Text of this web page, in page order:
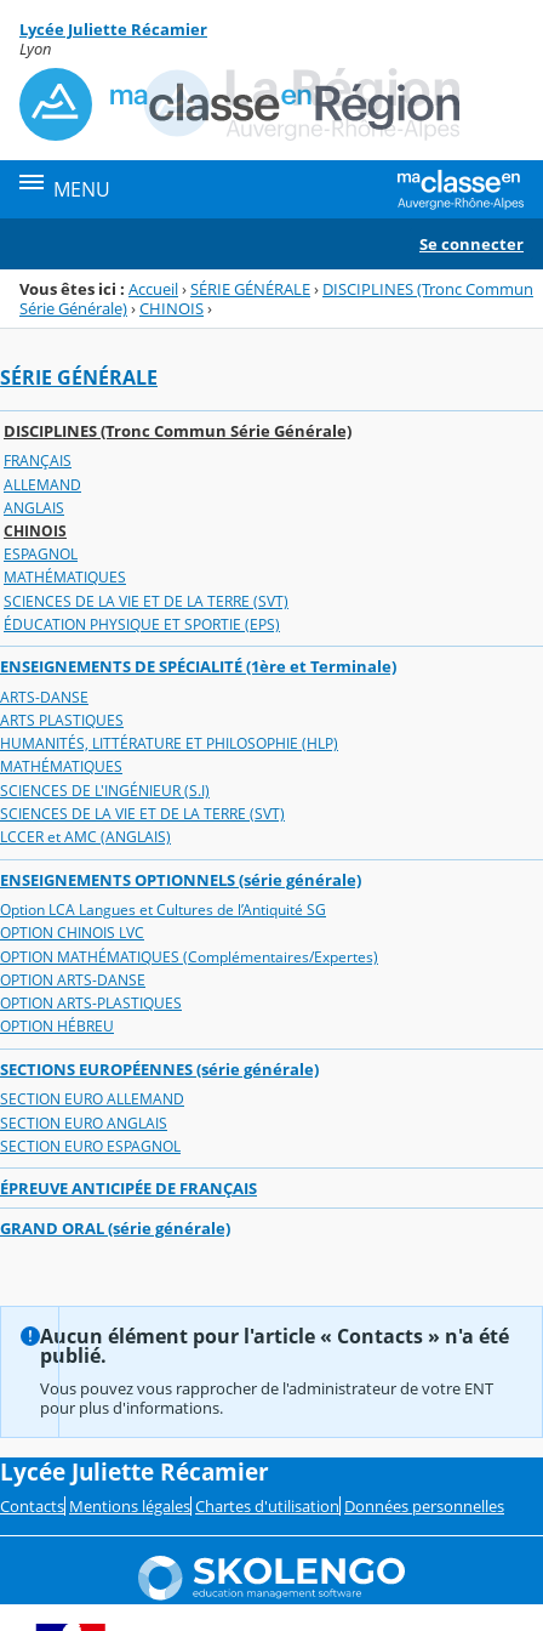
Menu de la rubrique
Contenu
Lycée Juliette Récamier
Lyon
MENU
Se connecter
Vous êtes ici : Accueil›SÉRIE GÉNÉRALE› DISCIPLINES (Tronc Commun
Série Générale)›CHINOIS›
SÉRIE GÉNÉRALE
DISCIPLINES (Tronc Commun Série Générale)
FRANÇAIS
ALLEMAND
ANGLAIS
CHINOIS
ESPAGNOL
MATHÉMATIQUES
SCIENCES DE LA VIE ET DE LA TERRE (SVT)
ÉDUCATION PHYSIQUE ET SPORTIE (EPS)
ENSEIGNEMENTS DE SPÉCIALITÉ (1ère et Terminale)
ARTS-DANSE
ARTS PLASTIQUES
HUMANITÉS, LITTÉRATURE ET PHILOSOPHIE (HLP)
MATHÉMATIQUES
SCIENCES DE L'INGÉNIEUR (S.I)
SCIENCES DE LA VIE ET DE LA TERRE (SVT)
LCCER et AMC (ANGLAIS)
ENSEIGNEMENTS OPTIONNELS (série générale)
Option LCA Langues et Cultures de l’Antiquité SG
OPTION CHINOIS LVC
OPTION MATHÉMATIQUES (Complémentaires/Expertes)
OPTION ARTS-DANSE
OPTION ARTS-PLASTIQUES
OPTION HÉBREU
SECTIONS EUROPÉENNES (série générale)
SECTION EURO ALLEMAND
SECTION EURO ANGLAIS
SECTION EURO ESPAGNOL
ÉPREUVE ANTICIPÉE DE FRANÇAIS
GRAND ORAL (série générale)
Aucun élément pour l'article « Contacts » n'a été
publié.
Vous pouvez vous rapprocher de l'administrateur de votre ENT
pour plus d'informations.
Lycée Juliette Récamier
Contacts Mentions légales Chartes d'utilisation Données personnelles